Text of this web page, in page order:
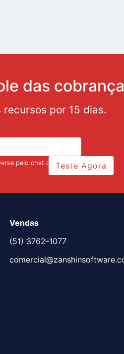
das
por 15 dias.
Teste Agora
pelo chat que lhe ajudaremos!
Vendas
(51) 3762-1077